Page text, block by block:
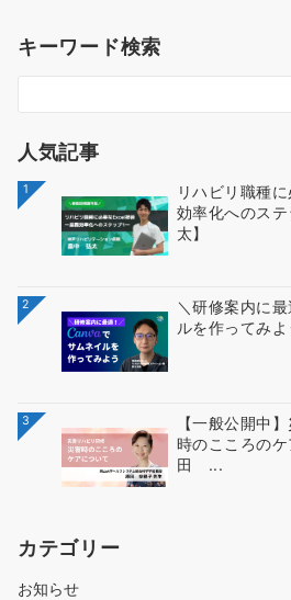
キーワード検索
人気記事
1
リハビリ職種
効率化へのス
太】
2
＼研修案内に
ルを作ってみ
3
【一般公開中
時のこころの
田 ...
カテゴリー
お知らせ